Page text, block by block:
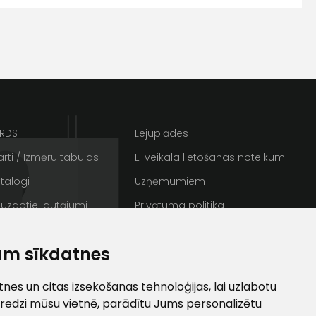
sīkdatnes
un citas izsekošanas tehnoloģijas, lai uzlabotu
mūsu vietnē, parādītu Jums personalizētu
/ Izmēru tabulas
uzdotie jautājumi
Galerija
Lejuplādes
E-veikala lietošanas noteikumi
Uzņēmumiem
Privātuma politika
privātuma politikai